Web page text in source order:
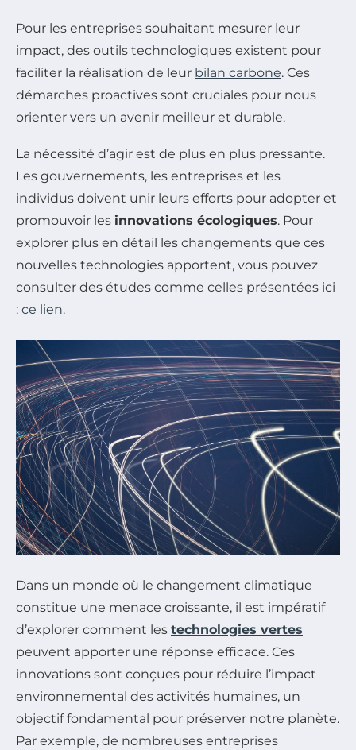
Pour les entreprises souhaitant mesurer leur
impact, des outils technologiques existent pour
faciliter la réalisation de leur bilan carbone. Ces
démarches proactives sont cruciales pour nous
orienter vers un avenir meilleur et durable.
La nécessité d’agir est de plus en plus pressante.
Les gouvernements, les entreprises et les
individus doivent unir leurs efforts pour adopter et
promouvoir les innovations écologiques. Pour
explorer plus en détail les changements que ces
nouvelles technologies apportent, vous pouvez
consulter des études comme celles présentées ici
: ce lien.
Dans un monde où le changement climatique
constitue une menace croissante, il est impératif
d’explorer comment les technologies vertes
peuvent apporter une réponse efficace. Ces
innovations sont conçues pour réduire l’impact
environnemental des activités humaines, un
objectif fondamental pour préserver notre planète.
Par exemple, de nombreuses entreprises